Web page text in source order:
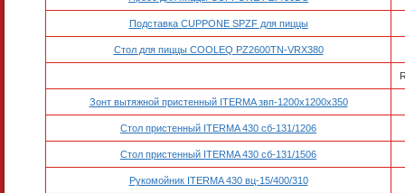
Подставка CUPPONE SPZF для пиццы
Стол для пиццы COOLEQ PZ2600TN-VRX380
Зонт вытяжной пристенный ITERMA звп-1200х1200х350
Стол пристенный ITERMA 430 сб-131/1206
Стол пристенный ITERMA 430 сб-131/1506
Рукомойник ITERMA 430 вц-15/400/310